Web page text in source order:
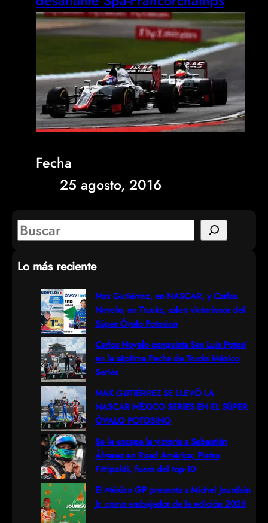
Fecha
25 agosto, 2016
S
a
Lo más reciente
Max Gutiérrez, en NASCAR, y Carlos
Novelo, en Trucks, salen victoriosos del
Súper Óvalo Potosino
Carlos Novelo conquista San Luis Potosí
en la séptima Fecha de Trucks México
Series
MAX GUTIÉRREZ SE LLEVÓ LA
NASCAR MÉXICO SERIES EN EL SÚPER
ÓVALO POTOSINO
Se le escapa la victoria a Sebastián
Álvarez en Road América; Pietro
Fittipaldi, fuera del top-10
El México GP presenta a Michel Jourdain
Jr. como embajador de la edición 2026